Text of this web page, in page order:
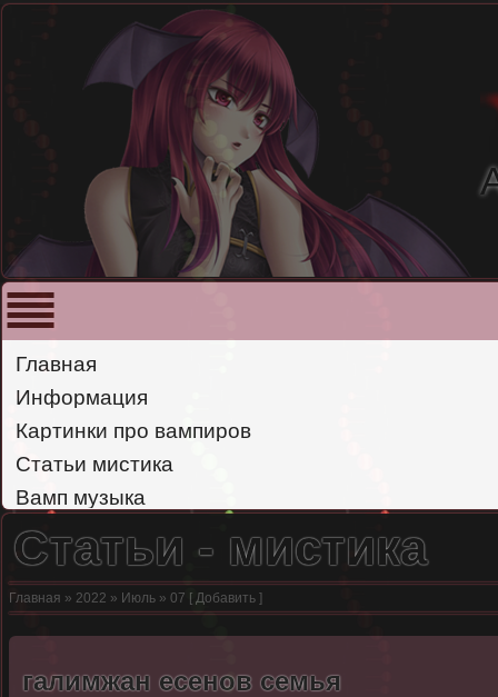
Главная
Информация
Картинки про вампиров
Статьи мистика
Вамп музыка
Статьи - мистика
Главная » 2022 » Июль » 07 [ Добавить ]
галимжан есенов семья